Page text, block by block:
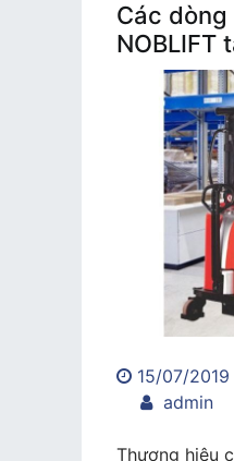
Các dòng
NOBLIFT
15/07/2019
trong
dòng
admin
Thương hiệu